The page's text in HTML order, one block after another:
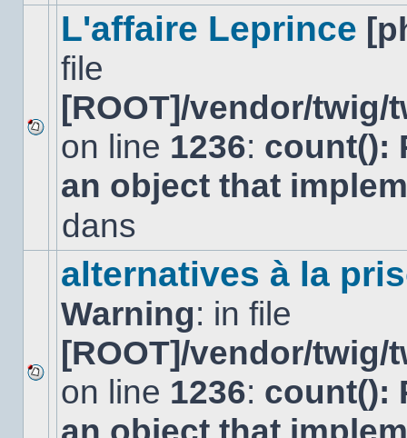
Aucun
nouveau
message
non-
dans
L'affaire Leprince
file
[ROOT]/vendor/
on line 1236: count():
an object that
dans
Aucun
nouveau
message
alternatives à la
Warning: in file
[ROOT]/vendor/
on line 1236: count():